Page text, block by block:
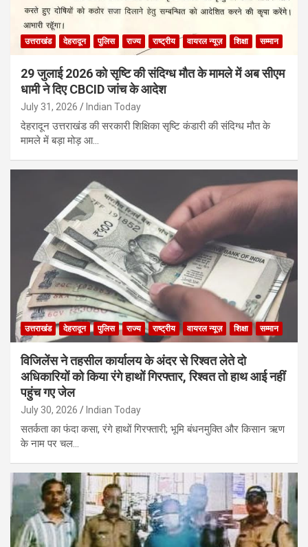
उत्तराखंड देहरादून पुलिस राज्य राष्ट्रीय वायरल न्यूज़ शिक्षा सम्मान
29 जुलाई 2026 को सृष्टि की संदिग्ध मौत के मामले में अब सीएम
धामी ने दिए CBCID जांच के आदेश
July 31, 2026 Indian Today
देहरादून उत्तराखंड की सरकारी शिक्षिका सृष्टि कंडारी की संदिग्ध मौत के
मामले में बड़ा मोड़ आ…
उत्तराखंड देहरादून पुलिस राज्य राष्ट्रीय वायरल न्यूज़ शिक्षा सम्मान
विजिलेंस ने तहसील कार्यालय के अंदर से रिश्वत लेते दो
अधिकारियों को किया रंगे हाथों गिरफ्तार, रिश्वत तो हाथ आई नहीं
पहुंच गए जेल
July 30, 2026 Indian Today
सतर्कता का फंदा कसा, रंगे हाथों गिरफ्तारी; भूमि बंधनमुक्ति और किसान ऋण
के नाम पर चल…